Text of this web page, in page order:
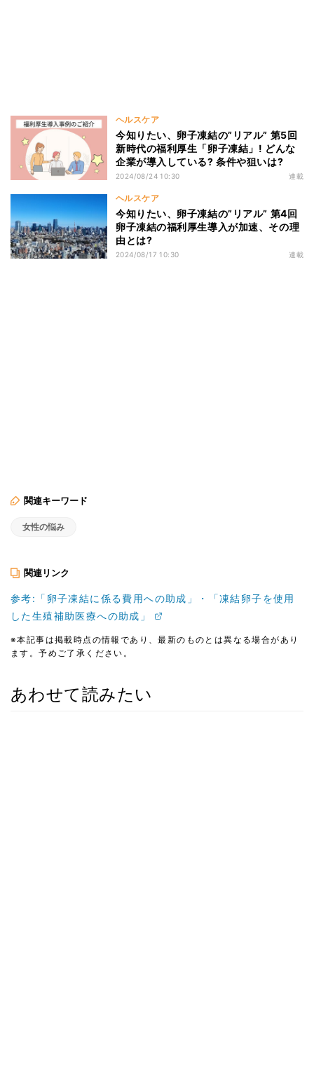
ヘルスケア
今知りたい、卵子凍結の”リアル” 第5回
新時代の福利厚生「卵子凍結」! どんな
企業が導入している? 条件や狙いは?
2024/08/24 10:30 連載
ヘルスケア
今知りたい、卵子凍結の”リアル” 第4回
卵子凍結の福利厚生導入が加速、その理
由とは?
2024/08/17 10:30 連載
関連キーワード
女性の悩み
関連リンク
参考:「卵子凍結に係る費用への助成」・「凍結卵子を使用
した生殖補助医療への助成」
※本記事は掲載時点の情報であり、最新のものとは異なる場合があり
ます。予めご了承ください。
あわせて読みたい